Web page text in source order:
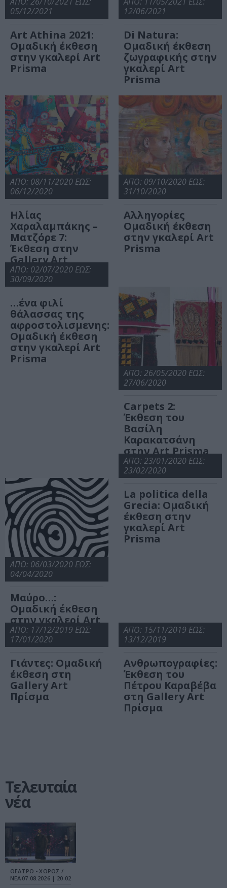
05/12/2021
Art Athina 2021:
Ομαδική έκθεση
στην γκαλερί Art
Prisma
12/06/2021
Di Natura:
Ομαδική έκθεση
ζωγραφικής στην
γκαλερί Art
Prisma
ΑΠΟ: 08/11/2020 ΕΩΣ:
06/12/2020
Ηλίας
Χαραλαμπάκης –
Ματζόρε 7:
Έκθεση στην
Gallery Art
Πρίσμα
ΑΠΟ: 09/10/2020 ΕΩΣ:
31/10/2020
Αλληγορίες
Ομαδική έκθεση
στην γκαλερί Art
Prisma
ΑΠΟ: 02/07/2020 ΕΩΣ:
30/09/2020
…ένα φιλί
θάλασσας της
αφροστολισμενης:
Ομαδική έκθεση
στην γκαλερί Art
Prisma
ΑΠΟ: 26/05/2020 ΕΩΣ:
27/06/2020
Carpets 2:
Έκθεση του
Βασίλη
Καρακατσάνη
στην Art Prisma
Gallery
ΑΠΟ: 06/03/2020 ΕΩΣ:
04/04/2020
Μαύρο…:
Ομαδική έκθεση
στην γκαλερί Art
Prisma
ΑΠΟ: 23/01/2020 ΕΩΣ:
23/02/2020
La politica della
Grecia: Ομαδική
έκθεση στην
γκαλερί Art
Prisma
ΑΠΟ: 17/12/2019 ΕΩΣ:
17/01/2020
Γιάντες: Ομαδική
έκθεση στη
Gallery Art
Πρίσμα
ΑΠΟ: 15/11/2019 ΕΩΣ:
13/12/2019
Ανθρωπογραφίες:
Έκθεση του
Πέτρου Καραβέβα
στη Gallery Art
Πρίσμα
Τελευταία
νέα
ΘΕΑΤΡΟ - ΧΟΡΟΣ /
ΝΕΑ 07.08.2026 | 20.02